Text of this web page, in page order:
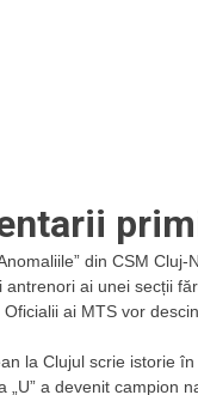
din CSM
antrenori ai unei secții
ai MTS vor
la Clujul scrie istorie
„U” a devenit campion